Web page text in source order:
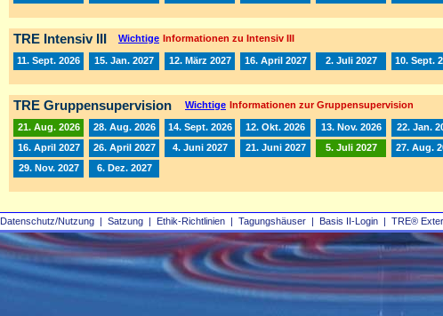
Datenschutz/Nutzung | Satzung | Ethik-Richtlinien | Tagungshäuser | Basis II‑Login | TRE®
TRE Intensiv III Wichtige Informationen zu Intensiv III
11. Sept. 2026 15. Jan. 2027 12. März 2027 16. April 2027 2. Juli 2027 10. Sept.
TRE Gruppensupervision Wichtige Informationen zur Gruppensupervision
21. Aug. 2026 28. Aug. 2026 14. Sept. 2026 12. Okt. 2026 13. Nov. 2026 22. Jan.
16. April 2027
26. April 2027 4. Juni 2027 21. Juni 2027 5. Juli 2027 27. Aug.
29. Nov. 2027
6. Dez. 2027